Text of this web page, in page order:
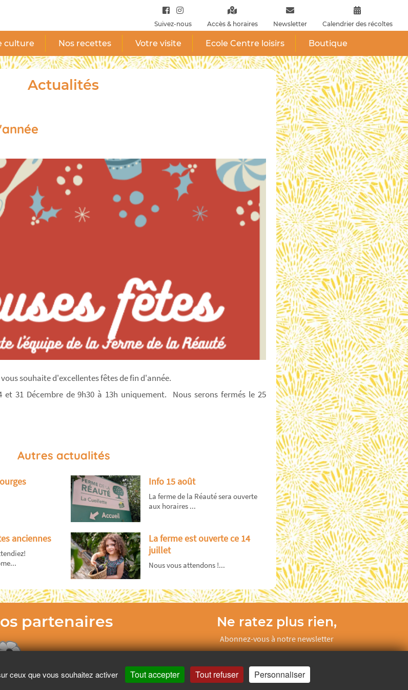
Suivez-nous Accès & horaires Newsletter Calendrier des récoltes
culture Nos recettes Votre visite Ecole Centre loisirs Boutique
Actualités
souhaite d'excellentes fêtes de fin d'année.
31 Décembre de 9h30 à 13h uniquement. Nous serons fermés le 25
Autres actualités
Info 15 août
La ferme de la Réauté sera ouverte
aux horaires ...
anciennes
La ferme est ouverte ce 14
juillet
Nous vous attendons !...
partenaires Ne ratez plus rien,
Abonnez-vous à notre newsletter
ceux que vous souhaitez activer Tout accepter Tout refuser Personnaliser